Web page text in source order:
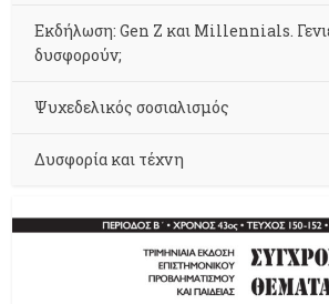
Εκδήλωση: Gen Z και Millennials.
δυσφορούν;
Ψυχεδελικός σοσιαλισμός
Δυσφορία και τέχνη